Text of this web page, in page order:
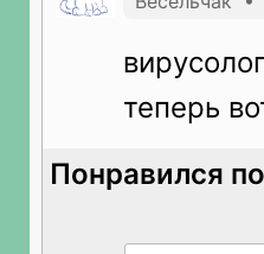
теперь
Понравился